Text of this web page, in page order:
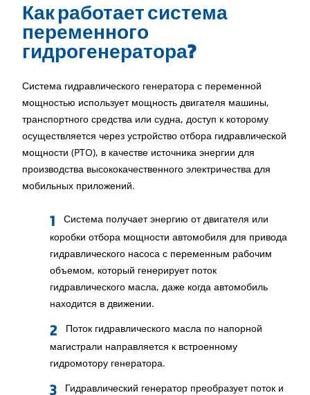
Как работает система
переменного
гидрогенератора?
Система гидравлического генератора с переменной
мощностью использует мощность двигателя машины,
транспортного средства или судна, доступ к которому
осуществляется через устройство отбора гидравлической
мощности (PTO), в качестве источника энергии для
производства высококачественного электричества для
мобильных приложений.
Система получает энергию от двигателя или
коробки отбора мощности автомобиля для привода
гидравлического насоса с переменным рабочим
объемом, который генерирует поток
гидравлического масла, даже когда автомобиль
находится в движении.
Поток гидравлического масла по напорной
магистрали направляется к встроенному
гидромотору генератора.
Гидравлический генератор преобразует поток и